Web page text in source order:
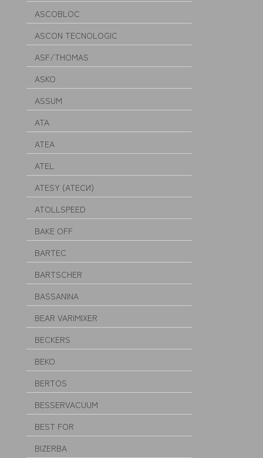
ASCOBLOC
ASCON TECNOLOGIC
ASF/THOMAS
ASKO
ASSUM
ATA
ATEA
ATEL
ATESY (АТЕСИ)
ATOLLSPEED
BAKE OFF
BARTEC
BARTSCHER
BASSANINA
BEAR VARIMIXER
BECKERS
BEKO
BERTOS
BESSERVACUUM
BEST FOR
BIZERBA